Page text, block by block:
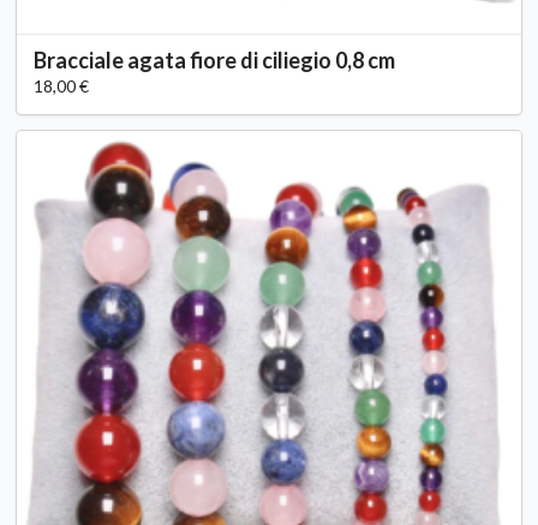
Bracciale agata fiore di ciliegio 0,8 cm
18,00 €